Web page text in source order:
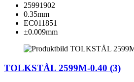
25991902
0.35mm
EC011851
±0.009mm
TOLKSTÅL 2599M-0.40 (3)